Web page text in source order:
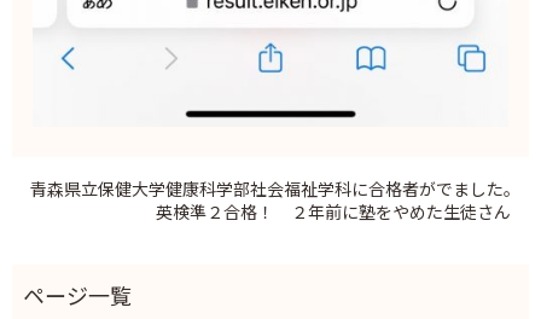
青森県立保健大学健康科学部社会福祉学科に合格者がでました。
英検準２合格！ ２年前に塾をやめた生徒さん